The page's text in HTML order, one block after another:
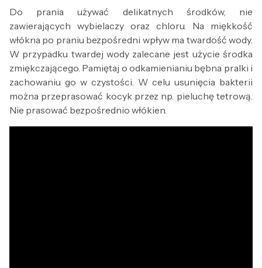
Do prania używać delikatnych środków, nie
zawierających wybielaczy oraz chloru. Na miękkość
włókna po praniu bezpośredni wpływ ma twardość wody.
W przypadku twardej wody zalecane jest użycie środka
zmiękczającego. Pamiętaj o odkamienianiu bębna pralki i
zachowaniu go w czystości. W celu usunięcia bakterii
można przeprasować kocyk przez np. pieluchę tetrową.
Nie prasować bezpośrednio włókien.